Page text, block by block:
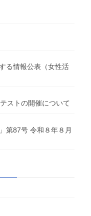
る情報公表（女性活
ストの開催について
第87号 令和８年８月